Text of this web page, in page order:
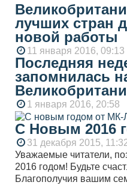
лучших стран
новой работы
11 января 2016, 09:13
Последняя
запомнилась
1 января 2016, 20:58
С Новым 2016
31 декабря 2015,
Уважаемые читатели,
2016 годом! Будьте
Благополучия вашим